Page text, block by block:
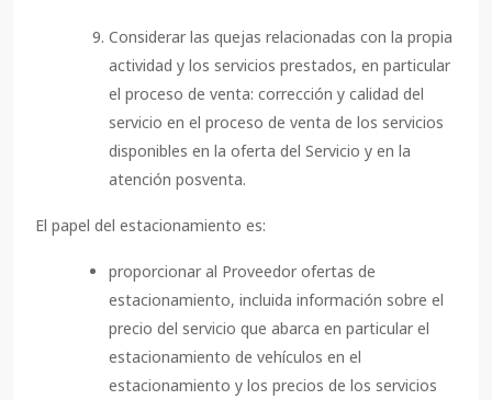
Considerar las quejas relacionadas con la propia
actividad y los servicios prestados, en particular
el proceso de venta: corrección y calidad del
servicio en el proceso de venta de los servicios
disponibles en la oferta del Servicio y en la
atención posventa.
El papel del estacionamiento es:
proporcionar al Proveedor ofertas de
estacionamiento, incluida información sobre el
precio del servicio que abarca en particular el
estacionamiento de vehículos en el
estacionamiento y los precios de los servicios